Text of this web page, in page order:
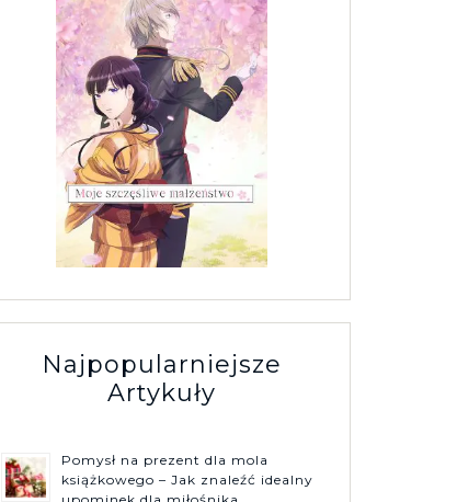
Najpopularniejsze
Artykuły
Pomysł na prezent dla mola
książkowego – Jak znaleźć idealny